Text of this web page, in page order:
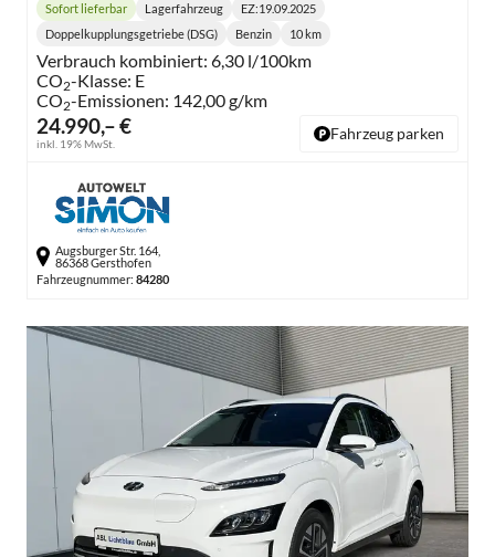
24.990,– €
inkl. 19% MwSt.
Lieferzeit:
Sofort lieferbar Lagerfahrzeug EZ:19.09.2025
Getriebe:
Doppelkupplungsgetriebe (DSG)
Kraftstoff:
Benzin
Kilometerstand:
10 km
Verbrauch kombiniert: 6,30 l/100km
CO2-Klasse: E
CO2-Emissionen: 142,00 g/km
Fahrzeug parken
Augsburger Str. 164,
86368 Gersthofen
Fahrzeugnummer: 84280